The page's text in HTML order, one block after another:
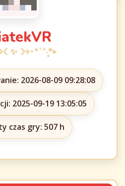
2026-08-09 09:28:08
2025-09-19 13:05:05
czas gry: 507 h